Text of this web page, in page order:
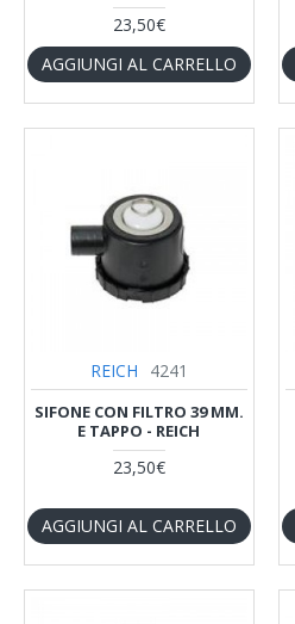
23,50€
AGGIUNGI AL CARRELLO
REICH 4241
SIFONE CON FILTRO 39 MM.
E TAPPO - REICH
23,50€
AGGIUNGI AL CARRELLO